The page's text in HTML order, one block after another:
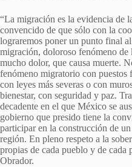
“La migración es la evidencia de
convencido de que sólo con la
lograremos poner un punto final
migración, doloroso fenómeno de
mucho dolor, que causa muerte.
fenómeno migratorio con puestos
con leyes más severas o con
bienestar, con seguridad y paz.
decadente en el que México se
gobierno que presido tiene la
participar en la construcción de
región. En pleno respeto a la
propias de cada pueblo y de cada
Obrador.